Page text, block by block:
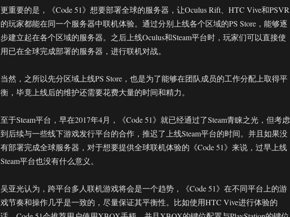
更重要的是，《Code 51》想要部署全球的服务器，让Oculus Rift、HTC Vive和PSVR
的玩家都能在同一个服务器中联机体验。通过分别上线各个区域的PS Store，能够逐
步建立起在各个区域的服务器。之后上线Oculus和Steam平台时，玩家们可以直接使
用已在全球完成部署的服务器，进行联机对战。
当然，之所以先分区域上线PS Store，也是为了能够在团队成员的工作分配上取得平
衡，毕竟上线后的维护还需要花费大量的时间和精力。
至于Steam平台，早在2017年4月，《Code 51》就已经通过了Steam青睐之光，但考虑
到后续与一些线下游戏发行平台的合作，推迟了上线Steam平台的时间。并且如果没
有部署完成全球服务器，对于想要提供全球联机体验的《Code 51》来说，过早上线
Steam平台也没有什么意义。
吴亚光认为，跨平台多人联机游戏将会是一个趋势，《Code 51》在不同平台上的游
戏节奏和操作几乎是一致的，尽量保证其平衡性。比如使用HTC Vive进行体验的